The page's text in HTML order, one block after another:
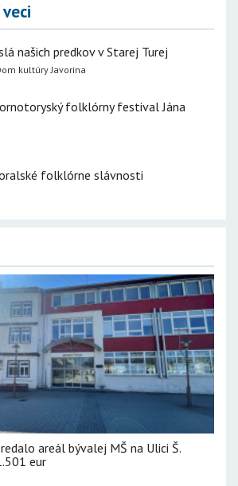
našich predkov v Starej Turej
kultúry Javorina
folklórny festival Jána
folklórne slávnosti
areál bývalej MŠ na Ulici Š.
eur